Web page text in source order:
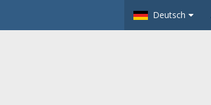
Deutsch